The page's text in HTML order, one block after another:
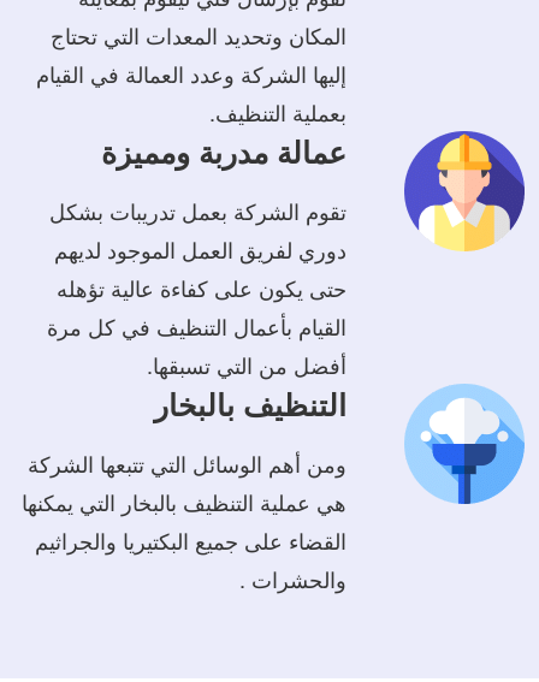
المكان وتحديد المعدات التي تحتاج
إليها الشركة وعدد العمالة في القيام
بعملية التنظيف.
عمالة مدربة ومميزة
تقوم الشركة بعمل تدريبات بشكل
دوري لفريق العمل الموجود لديهم
حتى يكون على كفاءة عالية تؤهله
القيام بأعمال التنظيف في كل مرة
أفضل من التي تسبقها.
التنظيف بالبخار
ومن أهم الوسائل التي تتبعها الشركة
هي عملية التنظيف بالبخار التي يمكنها
القضاء على جميع البكتيريا والجراثيم
والحشرات .